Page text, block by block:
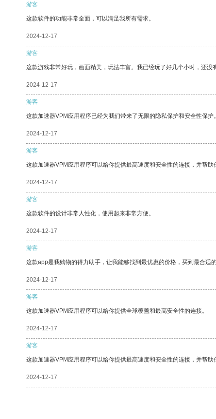
游客
这款软件的功能非常全面，可以满足我所有需求。
2024-12-17
游客
这款游戏非常好玩，画面精美，玩法丰富。我已经玩了好几个小时，还没
2024-12-17
游客
这款加速器VPM应用程序已经为我们带来了无限的隐私保护和安全性保护。
2024-12-17
游客
这款加速器VPM应用程序可以给你提供最高速度和安全性的连接，并帮助
2024-12-17
游客
这款软件的设计非常人性化，使用起来非常方便。
2024-12-17
游客
这款app是我购物的得力助手，让我能够找到最优惠的价格，买到最合适的
2024-12-17
游客
这款加速器VPM应用程序可以给你提供全球覆盖和最高安全性的连接。
2024-12-17
游客
这款加速器VPM应用程序可以给你提供最高速度和安全性的连接，并帮助
2024-12-17